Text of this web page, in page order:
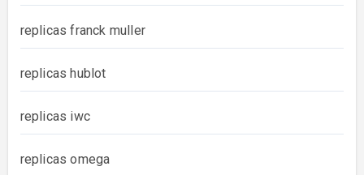
replicas franck muller
replicas hublot
replicas iwc
replicas omega